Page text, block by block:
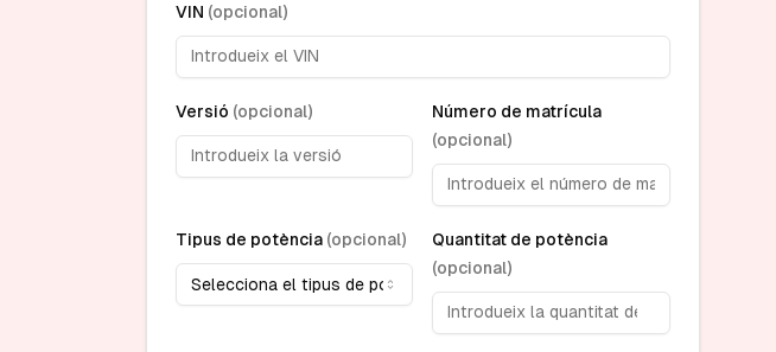
VIN (opcional)
Versió (opcional)
Número de matrícula
(opcional)
Tipus de potència (opcional)
Selecciona el tipus de potència
Quantitat de potència
(opcional)